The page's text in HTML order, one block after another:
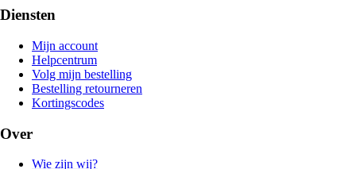
Diensten
Mijn account
Helpcentrum
Volg mijn bestelling
Bestelling retourneren
Kortingscodes
Over
Wie zijn wij?